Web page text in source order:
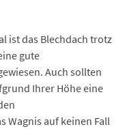
ist das Blechdach trotz
gute
Auch sollten
Ihrer Höhe eine
Wagnis auf keinen Fall